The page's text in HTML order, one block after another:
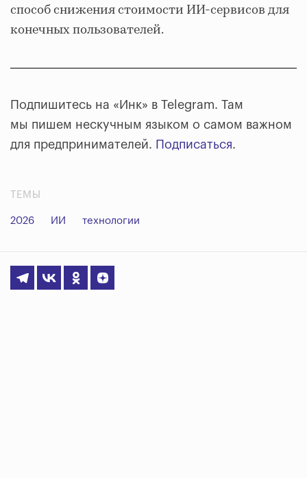
способ снижения стоимости ИИ-сервисов для
конечных пользователей.
Подпишитесь на «Инк» в Telegram. Там
мы пишем нескучным языком о самом важном
для предпринимателей. Подписаться.
ТЕМЫ
2026 ИИ технологии